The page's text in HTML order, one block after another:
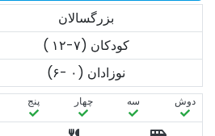
بزرگسالان
کودکان (۷-۱۲ )
نوزادان (۰ -۶)
دوش سه‌ چهار پنج